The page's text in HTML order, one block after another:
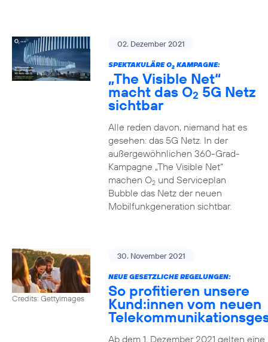
02. Dezember 2021
SPEKTAKULÄRE O2KAMPAGNE:
„The Visible Net“
macht das O2 5G Netz
sichtbar
Alle reden davon, niemand hat es
gesehen: das 5G Netz. In der
außergewöhnlichen 360-Grad-
Kampagne „The Visible Net“
machen O2und Serviceplan
Bubble das Netz der neuen
Mobilfunkgeneration sichtbar.
Credits: Gettyimages
30. November 2021
NEUE GESETZLICHE REGELUNGEN:
So profitieren unsere
Kund:innen vom neuen
Ab dem 1. Dezember 2021 gelten eine